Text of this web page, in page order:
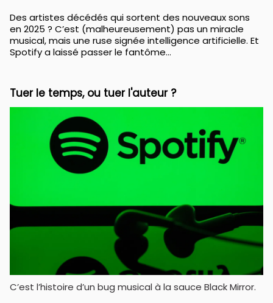
Des artistes décédés qui sortent des nouveaux sons
en 2025 ? C’est (malheureusement) pas un miracle
musical, mais une ruse signée intelligence artificielle. Et
Spotify a laissé passer le fantôme…
Tuer le temps, ou tuer l'auteur ?
C’est l’histoire d’un bug musical à la sauce Black Mirror.